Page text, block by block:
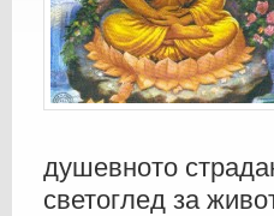
душевното
светоглед за